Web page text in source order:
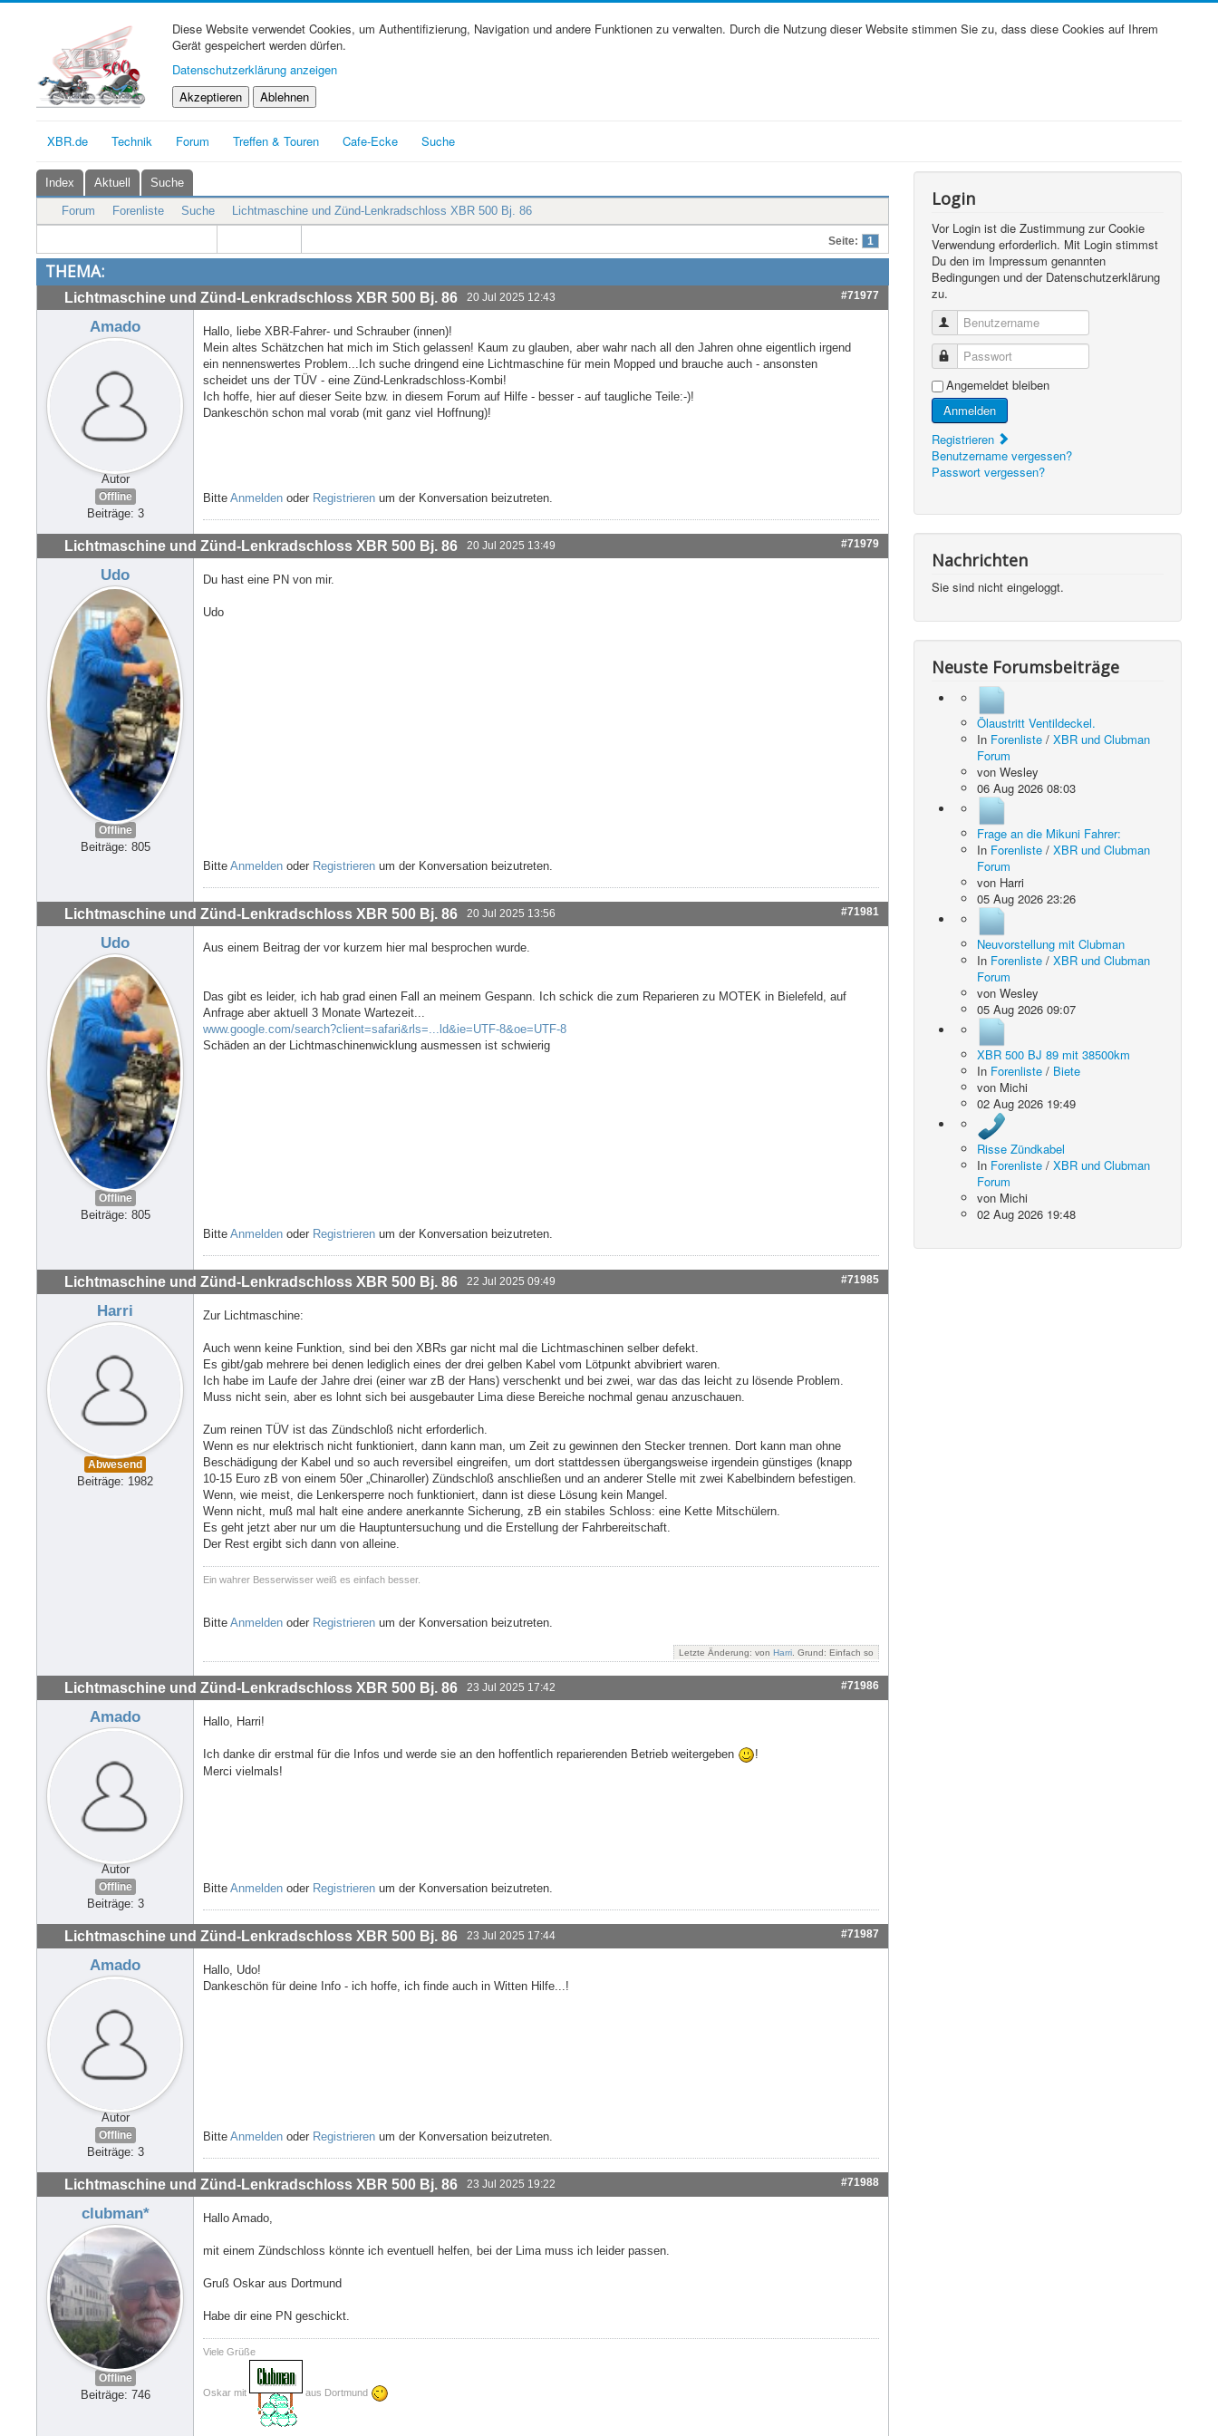
Diese Website verwendet Cookies, um Authentifizierung, Navigation und andere Funktionen zu verwalten. Durch die Nutzung dieser Website stimmen Sie zu, dass diese Cookies auf Ihrem
Gerät gespeichert werden dürfen.
Datenschutzerklärung anzeigen
Akzeptieren
Ablehnen
XBR.de Technik Forum Treffen & Touren Cafe-Ecke Suche
Index Aktuell Suche
Forum Forenliste Suche Lichtmaschine und Zünd-Lenkradschloss XBR 500 Bj. 86
Seite: 1
THEMA:
Lichtmaschine und Zünd-Lenkradschloss XBR 500 Bj. 86 20 Jul 2025 12:43 #71977
Amado
Autor
Offline
Beiträge: 3
Hallo, liebe XBR-Fahrer- und Schrauber (innen)!
Mein altes Schätzchen hat mich im Stich gelassen! Kaum zu glauben, aber wahr nach all den Jahren ohne eigentlich irgend
ein nennenswertes Problem...Ich suche dringend eine Lichtmaschine für mein Mopped und brauche auch - ansonsten
scheidet uns der TÜV - eine Zünd-Lenkradschloss-Kombi!
Ich hoffe, hier auf dieser Seite bzw. in diesem Forum auf Hilfe - besser - auf taugliche Teile:-)!
Dankeschön schon mal vorab (mit ganz viel Hoffnung)!
Bitte Anmelden oder Registrieren um der Konversation beizutreten.
Lichtmaschine und Zünd-Lenkradschloss XBR 500 Bj. 86 20 Jul 2025 13:49 #71979
Udo
Offline
Beiträge: 805
Du hast eine PN von mir.
Udo
Bitte Anmelden oder Registrieren um der Konversation beizutreten.
Lichtmaschine und Zünd-Lenkradschloss XBR 500 Bj. 86 20 Jul 2025 13:56 #71981
Udo
Offline
Beiträge: 805
Aus einem Beitrag der vor kurzem hier mal besprochen wurde.
Das gibt es leider, ich hab grad einen Fall an meinem Gespann. Ich schick die zum Reparieren zu MOTEK in Bielefeld, auf
Anfrage aber aktuell 3 Monate Wartezeit...
www.google.com/search?client=safari&rls=...ld&ie=UTF-8&oe=UTF-8
Schäden an der Lichtmaschinenwicklung ausmessen ist schwierig
Bitte Anmelden oder Registrieren um der Konversation beizutreten.
Lichtmaschine und Zünd-Lenkradschloss XBR 500 Bj. 86 22 Jul 2025 09:49 #71985
Harri
Abwesend
Beiträge: 1982
Zur Lichtmaschine:
Auch wenn keine Funktion, sind bei den XBRs gar nicht mal die Lichtmaschinen selber defekt.
Es gibt/gab mehrere bei denen lediglich eines der drei gelben Kabel vom Lötpunkt abvibriert waren.
Ich habe im Laufe der Jahre drei (einer war zB der Hans) verschenkt und bei zwei, war das das leicht zu lösende Problem.
Muss nicht sein, aber es lohnt sich bei ausgebauter Lima diese Bereiche nochmal genau anzuschauen.
Zum reinen TÜV ist das Zündschloß nicht erforderlich.
Wenn es nur elektrisch nicht funktioniert, dann kann man, um Zeit zu gewinnen den Stecker trennen. Dort kann man ohne
Beschädigung der Kabel und so auch reversibel eingreifen, um dort stattdessen übergangsweise irgendein günstiges (knapp
10-15 Euro zB von einem 50er „Chinaroller) Zündschloß anschließen und an anderer Stelle mit zwei Kabelbindern befestigen.
Wenn, wie meist, die Lenkersperre noch funktioniert, dann ist diese Lösung kein Mangel.
Wenn nicht, muß mal halt eine andere anerkannte Sicherung, zB ein stabiles Schloss: eine Kette Mitschülern.
Es geht jetzt aber nur um die Hauptuntersuchung und die Erstellung der Fahrbereitschaft.
Der Rest ergibt sich dann von alleine.
Ein wahrer Besserwisser weiß es einfach besser.
Bitte Anmelden oder Registrieren um der Konversation beizutreten.
Letzte Änderung: von Harri . Grund: Einfach so
Lichtmaschine und Zünd-Lenkradschloss XBR 500 Bj. 86 23 Jul 2025 17:42 #71986
Amado
Autor
Offline
Beiträge: 3
Hallo, Harri!
Ich danke dir erstmal für die Infos und werde sie an den hoffentlich reparierenden Betrieb weitergeben
!
Merci vielmals!
Bitte Anmelden oder Registrieren um der Konversation beizutreten.
Lichtmaschine und Zünd-Lenkradschloss XBR 500 Bj. 86 23 Jul 2025 17:44 #71987
Amado
Autor
Offline
Beiträge: 3
Hallo, Udo!
Dankeschön für deine Info - ich hoffe, ich finde auch in Witten Hilfe...!
Bitte Anmelden oder Registrieren um der Konversation beizutreten.
Lichtmaschine und Zünd-Lenkradschloss XBR 500 Bj. 86 23 Jul 2025 19:22 #71988
clubman*
Offline
Beiträge: 746
Hallo Amado,
mit einem Zündschloss könnte ich eventuell helfen, bei der Lima muss ich leider passen.
Gruß Oskar aus Dortmund
Habe dir eine PN geschickt.
Viele Grüße
Oskar mit aus Dortmund
Login
Vor Login ist die Zustimmung zur Cookie
Verwendung erforderlich. Mit Login stimmst
Du den im Impressum genannten
Bedingungen und der Datenschutzerklärung
zu.
Benutzername
Passwort
Angemeldet bleiben
Anmelden
Registrieren
Benutzername vergessen?
Passwort vergessen?
Nachrichten
Sie sind nicht eingeloggt.
Neuste Forumsbeiträge
Ölaustritt Ventildeckel.
In Forenliste /XBR und Clubman
Forum
vonWesley
06 Aug 2026 08:03
Frage an die Mikuni Fahrer:
In Forenliste /XBR und Clubman
Forum
von Harri
05 Aug 2026 23:26
Neuvorstellung mit Clubman
In Forenliste /XBR und Clubman
Forum
vonWesley
05 Aug 2026 09:07
XBR 500 BJ 89 mit 38500km
In Forenliste / Biete
von Michi
02 Aug 2026 19:49
Risse Zündkabel
In Forenliste /XBR und Clubman
Forum
von Michi
02 Aug 2026 19:48